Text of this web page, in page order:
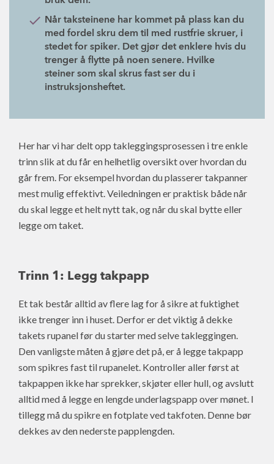
Når taksteinene har kommet på plass kan du
med fordel skru dem til med rustfrie skruer, i
stedet for spiker. Det gjør det enklere hvis du
trenger å flytte på noen senere. Hvilke
steiner som skal skrus fast ser du i
instruksjonsheftet.
Her har vi har delt opp takleggingsprosessen i tre enkle
trinn slik at du får en helhetlig oversikt over hvordan du
går frem. For eksempel hvordan du plasserer takpanner
mest mulig effektivt. Veiledningen er praktisk både når
du skal legge et helt nytt tak, og når du skal bytte eller
legge om taket.
Trinn 1: Legg takpapp
Et tak består alltid av flere lag for å sikre at fuktighet
ikke trenger inn i huset. Derfor er det viktig å dekke
takets rupanel før du starter med selve takleggingen.
Den vanligste måten å gjøre det på, er å legge takpapp
som spikres fast til rupanelet. Kontroller aller først at
takpappen ikke har sprekker, skjøter eller hull, og avslutt
alltid med å legge en lengde underlagspapp over mønet. I
tillegg må du spikre en fotplate ved takfoten. Denne bør
dekkes av den nederste papplengden.